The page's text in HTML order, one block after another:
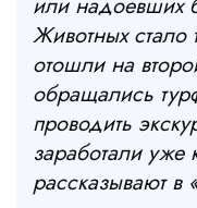
Животных стало
отошли на
обращались
проводить
заработали уже
рассказывают в